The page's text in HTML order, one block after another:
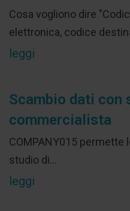
Cosa vogliono dire
elettronica, codice
leggi
Scambio dati con
commercialista
COMPANY015 permette
studio di...
leggi